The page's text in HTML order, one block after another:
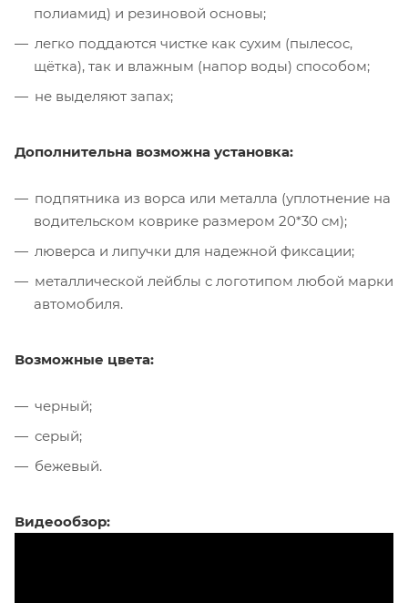
полиамид) и резиновой основы;
легко поддаются чистке как сухим (пылесос,
щётка), так и влажным (напор воды) способом;
не выделяют запах;
Дополнительна возможна установка:
подпятника из ворса или металла (уплотнение на
водительском коврике размером 20*30 см);
люверса и липучки для надежной фиксации;
металлической лейблы с логотипом любой марки
автомобиля.
Возможные цвета:
черный;
серый;
бежевый.
Видеообзор: